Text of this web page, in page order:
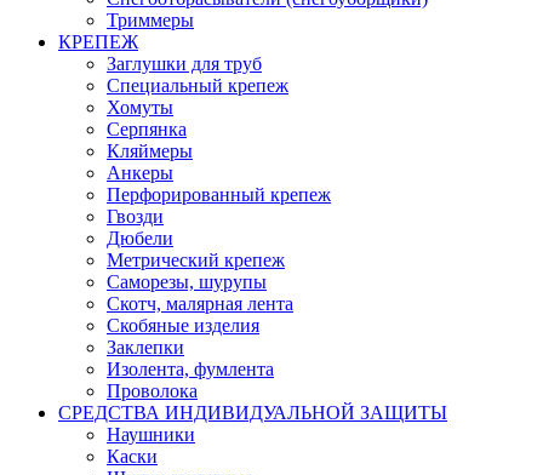
Триммеры
КРЕПЕЖ
Заглушки для труб
Специальный крепеж
Хомуты
Серпянка
Кляймеры
Анкеры
Перфорированный крепеж
Гвозди
Дюбели
Метрический крепеж
Саморезы, шурупы
Скотч, малярная лента
Скобяные изделия
Заклепки
Изолента, фумлента
Проволока
СРЕДСТВА ИНДИВИДУАЛЬНОЙ ЗАЩИТЫ
Наушники
Каски